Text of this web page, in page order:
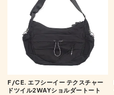
F/CE. エフシーイー テクスチャー
ドツイル2WAYショルダートート